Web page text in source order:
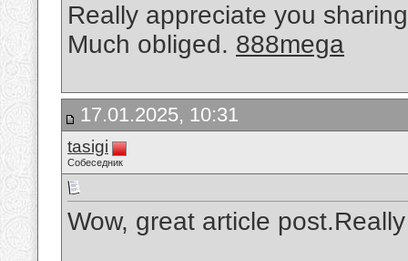
Really appreciate you
Much obliged. 888mega
17.01.2025, 10:31
tasigi
Собеседник
Wow, great article